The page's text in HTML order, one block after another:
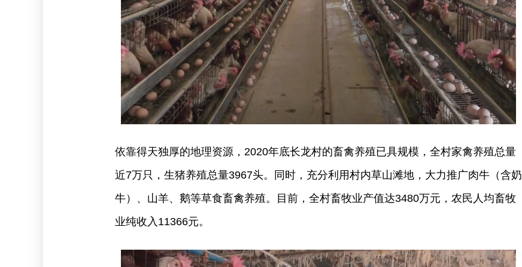
依靠得天独厚的地理资源，2020年底长龙村的畜禽养殖已具规模，全村家禽养殖总量
近7万只，生猪养殖总量3967头。同时，充分利用村内草山滩地，大力推广肉牛（含奶
牛）、山羊、鹅等草食畜禽养殖。目前，全村畜牧业产值达3480万元，农民人均畜牧
业纯收入11366元。